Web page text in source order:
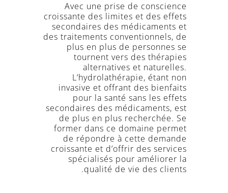
Avec une prise de conscience
croissante des limites et des effets
secondaires des médicaments et
des traitements conventionnels, de
plus en plus de personnes se
tournent vers des thérapies
alternatives et naturelles.
L’hydrolathérapie, étant non
invasive et offrant des bienfaits
pour la santé sans les effets
secondaires des médicaments, est
de plus en plus recherchée. Se
former dans ce domaine permet
de répondre à cette demande
croissante et d’offrir des services
spécialisés pour améliorer la
qualité de vie des clients.